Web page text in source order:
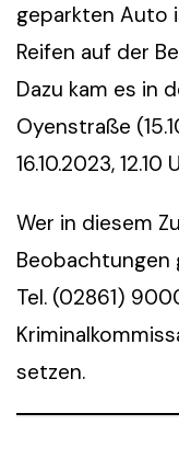
geparkten Auto
Reifen auf der
Dazu kam es in
Oyenstraße
16.10.2023, 12.10
Wer in diesem
Tel. (02861)
setzen.